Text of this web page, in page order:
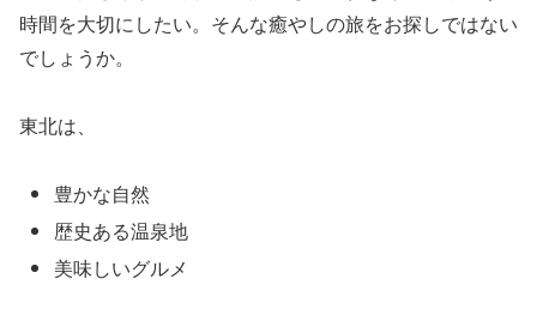
時間を大切にしたい。そんな癒やしの旅をお探しではない
でしょうか。
東北は、
豊かな自然
歴史ある温泉地
美味しいグルメ